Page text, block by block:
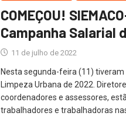
COMEÇOU!
Campanha Salarial
11 de julho de 2022
Nesta segunda-feira (11)
Limpeza Urbana de 2022.
coordenadores e assessores,
trabalhadores e trabalhadoras